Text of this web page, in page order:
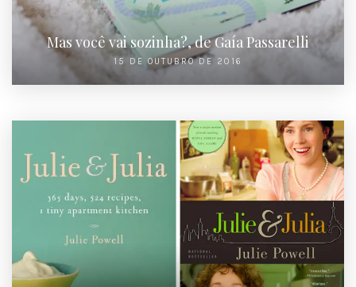
Mas você vai sozinha?, de Gaía Passarelli
15 DE OUTUBRO DE 2016